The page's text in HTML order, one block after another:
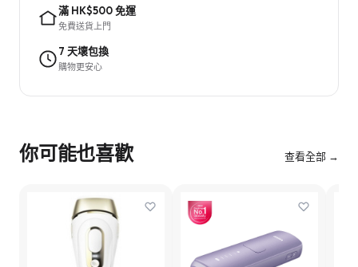
滿 HK$500 免運
免費送貨上門
7 天壞包換
購物更安心
你可能也喜歡 查看全部 →